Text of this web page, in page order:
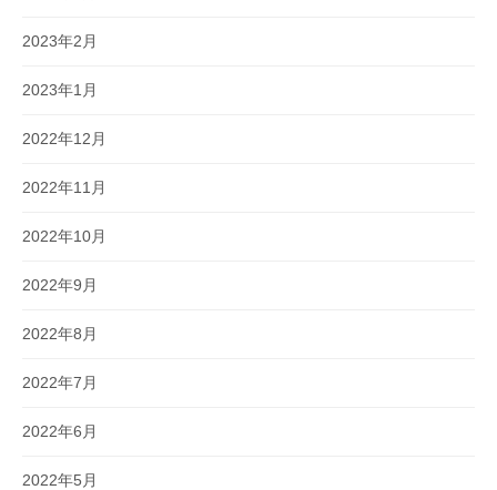
2023年2月
2023年1月
2022年12月
2022年11月
2022年10月
2022年9月
2022年8月
2022年7月
2022年6月
2022年5月